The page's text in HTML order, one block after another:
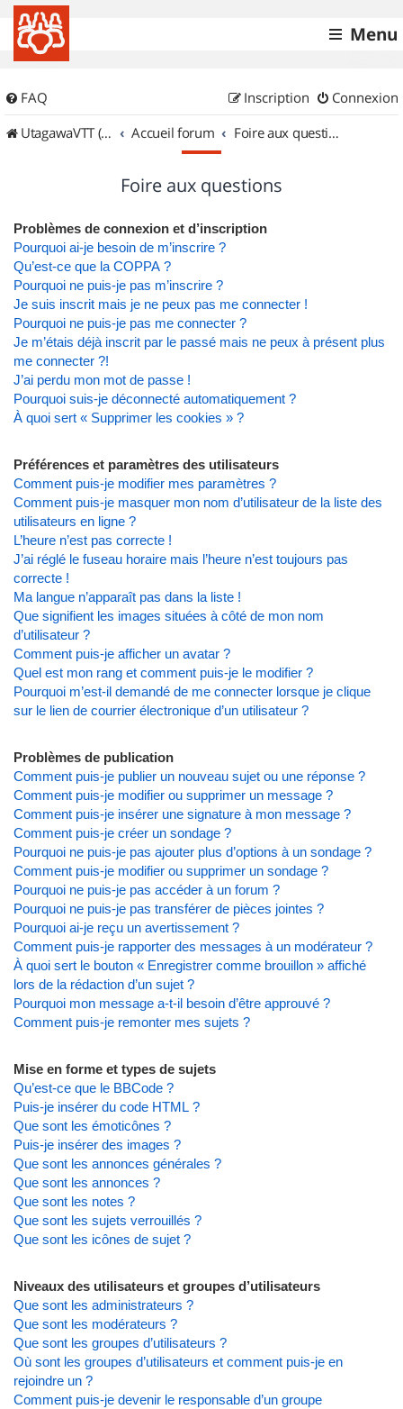
Menu
FAQ Connexion
Inscription
UtagawaVTT (Randos VTT et VTTAE avec traces GPS)
Accueil forum Foire aux questions
Foire aux questions
Problèmes de connexion et d’inscription
Pourquoi ai-je besoin de m’inscrire ?
Qu’est-ce que la COPPA ?
Pourquoi ne puis-je pas m’inscrire ?
Je suis inscrit mais je ne peux pas me connecter !
Pourquoi ne puis-je pas me connecter ?
Je m’étais déjà inscrit par le passé mais ne peux à présent plus
me connecter ?!
J’ai perdu mon mot de passe !
Pourquoi suis-je déconnecté automatiquement ?
À quoi sert « Supprimer les cookies » ?
Préférences et paramètres des utilisateurs
Comment puis-je modifier mes paramètres ?
Comment puis-je masquer mon nom d’utilisateur de la liste des
utilisateurs en ligne ?
L’heure n’est pas correcte !
J’ai réglé le fuseau horaire mais l’heure n’est toujours pas
correcte !
Ma langue n’apparaît pas dans la liste !
Que signifient les images situées à côté de mon nom
d’utilisateur ?
Comment puis-je afficher un avatar ?
Quel est mon rang et comment puis-je le modifier ?
Pourquoi m’est-il demandé de me connecter lorsque je clique
sur le lien de courrier électronique d’un utilisateur ?
Problèmes de publication
Comment puis-je publier un nouveau sujet ou une réponse ?
Comment puis-je modifier ou supprimer un message ?
Comment puis-je insérer une signature à mon message ?
Comment puis-je créer un sondage ?
Pourquoi ne puis-je pas ajouter plus d’options à un sondage ?
Comment puis-je modifier ou supprimer un sondage ?
Pourquoi ne puis-je pas accéder à un forum ?
Pourquoi ne puis-je pas transférer de pièces jointes ?
Pourquoi ai-je reçu un avertissement ?
Comment puis-je rapporter des messages à un modérateur ?
À quoi sert le bouton « Enregistrer comme brouillon » affiché
lors de la rédaction d’un sujet ?
Pourquoi mon message a-t-il besoin d’être approuvé ?
Comment puis-je remonter mes sujets ?
Mise en forme et types de sujets
Qu’est-ce que le BBCode ?
Puis-je insérer du code HTML ?
Que sont les émoticônes ?
Puis-je insérer des images ?
Que sont les annonces générales ?
Que sont les annonces ?
Que sont les notes ?
Que sont les sujets verrouillés ?
Que sont les icônes de sujet ?
Niveaux des utilisateurs et groupes d’utilisateurs
Que sont les administrateurs ?
Que sont les modérateurs ?
Que sont les groupes d’utilisateurs ?
Où sont les groupes d’utilisateurs et comment puis-je en
rejoindre un ?
Comment puis-je devenir le responsable d’un groupe